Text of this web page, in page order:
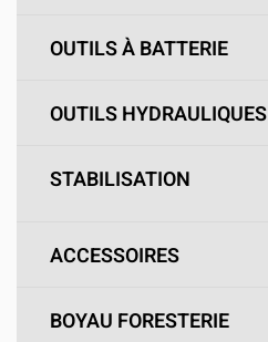
OUTILS À BATTERIE
OUTILS HYDRAULIQUES
STABILISATION
ACCESSOIRES
BOYAU FORESTERIE